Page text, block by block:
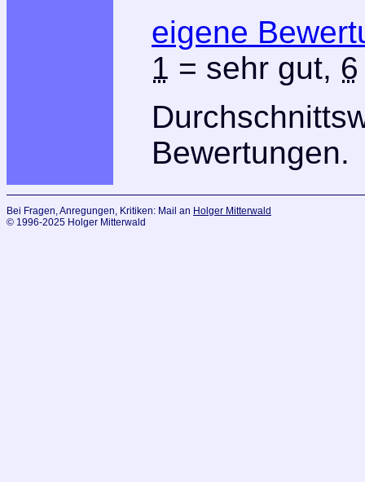
eigene
1 = sehr gut, 6
Bewertungen.
Bei Fragen, Anregungen, Kritiken: Mail an Holger Mitterwald
© 1996-2025 Holger Mitterwald